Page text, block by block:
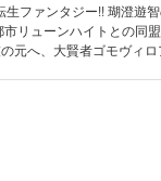
ファンタジー!! 瑚澄遊
元へ、大賢者ゴモヴィ
も特別収録!! ※「小説家になろう